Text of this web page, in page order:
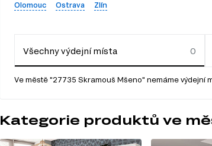
Olomouc
Ostrava Zlín
Všechny výdejní místa
Ve městě "27735 Skramouš Mšeno" nemáme výdejní
Kategorie produktů ve